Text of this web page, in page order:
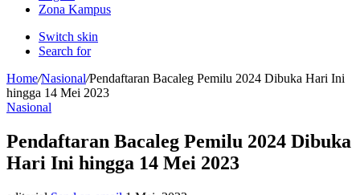
Zona Kampus
Switch skin
Search for
Home/Nasional/Pendaftaran Bacaleg Pemilu 2024 Dibuka Hari Ini
hingga 14 Mei 2023
Nasional
Pendaftaran Bacaleg Pemilu 2024 Dibuka
Hari Ini hingga 14 Mei 2023